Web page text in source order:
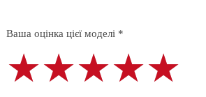
Ваша оцінка цієї моделі *
★★★★★
★★★★★
★★★★★